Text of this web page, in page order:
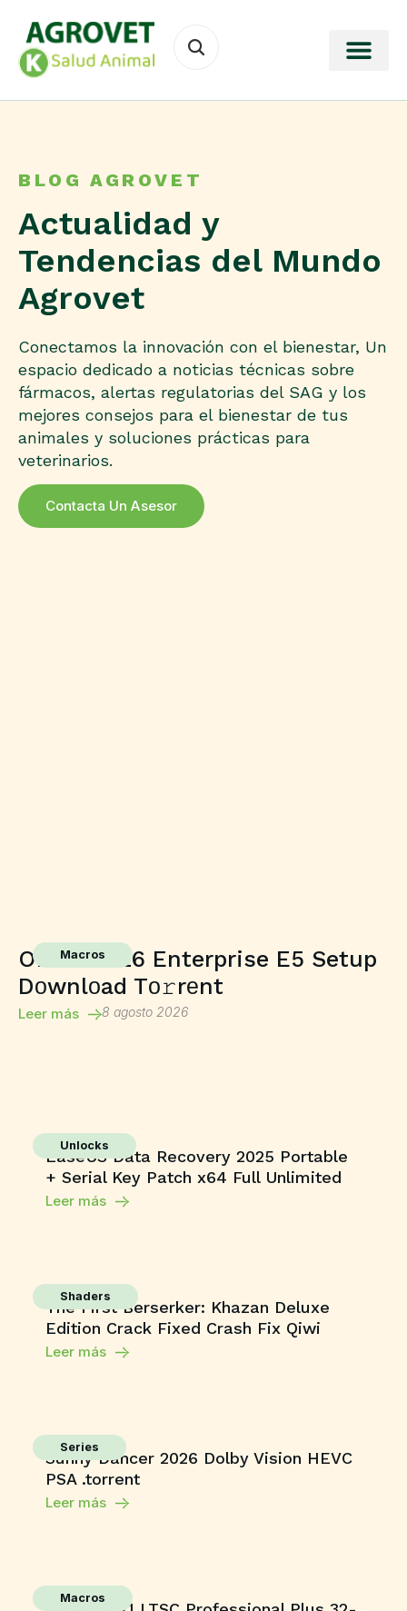
BLOG AGROVET
Actualidad y
Tendencias del Mundo
Agrovet
Conectamos la innovación con el bienestar, Un
espacio dedicado a noticias técnicas sobre
fármacos, alertas regulatorias del SAG y los
mejores consejos para el bienestar de tus
animales y soluciones prácticas para
veterinarios.
Contacta Un Asesor
Macros
Office 2026 Enterprise E5 Setup
Dоwnlоad Tо𝚛rеnt
Leer más 8 agosto 2026
Unlocks
EaseUS Data Recovery 2025 Portable
+ Serial Key Patch x64 Full Unlimited
Leer más
Shaders
The First Berserker: Khazan Deluxe
Edition Crack Fixed Crash Fix Qiwi
Leer más
Series
Sunny Dancer 2026 Dolby Vision HEVC
PSA .torrent
Leer más
Macros